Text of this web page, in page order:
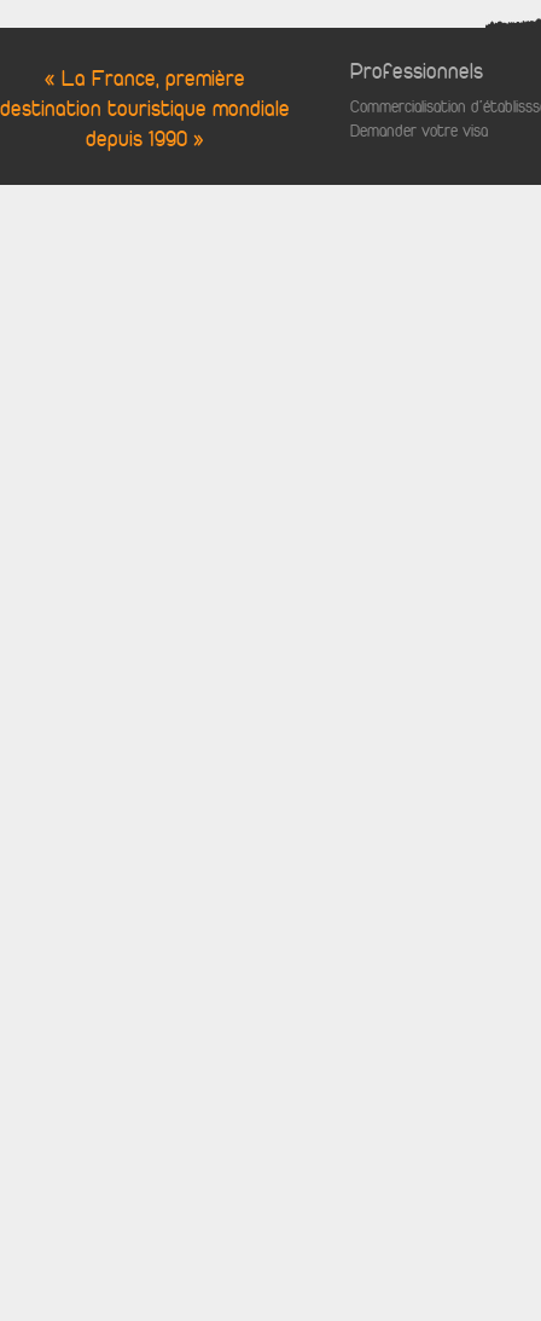
« La France, première
destination touristique mondiale
depuis 1990 »
Professionnels
Commercialisation
Demander votre visa